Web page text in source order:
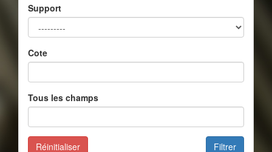
Support
Cote
Tous les champs
Filtrer
Réinitialiser